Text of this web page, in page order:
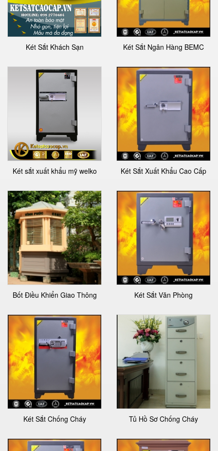
Két Sắt Khách Sạn Két Sắt Ngân Hàng BEMC
Két sắt xuất khẩu mỹ welko Két Sắt Xuất Khẩu Cao Cấp
Bốt Điều Khiển Giao Thông Két Sắt Văn Phòng
Két Sắt Chống Cháy Tủ Hồ Sơ Chống Cháy